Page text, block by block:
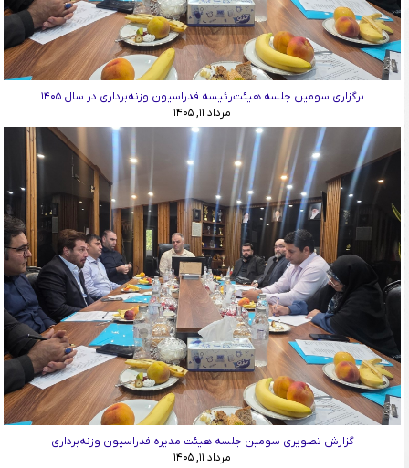
برگزاری سومین جلسه هیئت‌رئیسه فدراسیون وزنه‌برداری در سال ۱۴۰۵
مرداد ۱۱, ۱۴۰۵
گزارش تصویری سومین جلسه هیئت مدیره فدراسیون وزنه‌برداری
مرداد ۱۱, ۱۴۰۵